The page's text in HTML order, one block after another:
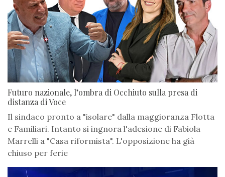
Futuro nazionale, l’ombra di Occhiuto sulla presa di
distanza di Voce
Il sindaco pronto a "isolare" dalla maggioranza Flotta
e Familiari. Intanto si ingnora l'adesione di Fabiola
Marrelli a "Casa riformista". L'opposizione ha già
chiuso per ferie